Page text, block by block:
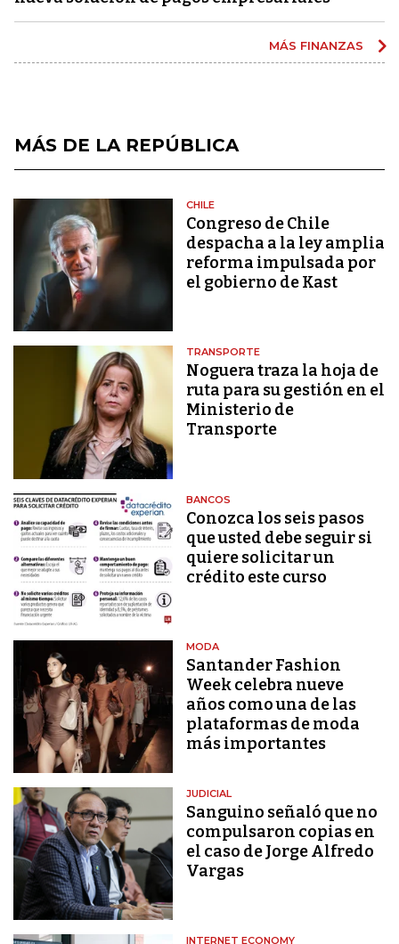
MÁS FINANZAS
MÁS DE LA REPÚBLICA
CHILE
Congreso de Chile
despacha a la ley amplia
reforma impulsada por
el gobierno de Kast
TRANSPORTE
Noguera traza la hoja de
ruta para su gestión en el
Ministerio de
Transporte
BANCOS
Conozca los seis pasos
que usted debe seguir si
quiere solicitar un
crédito este curso
MODA
Santander Fashion
Week celebra nueve
años como una de las
plataformas de moda
más importantes
JUDICIAL
Sanguino señaló que no
compulsaron copias en
el caso de Jorge Alfredo
Vargas
INTERNET ECONOMY